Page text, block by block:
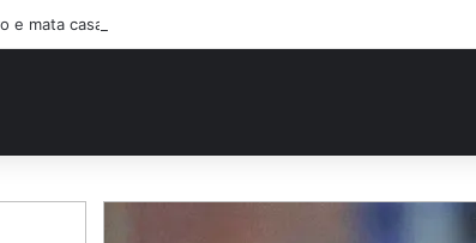
e mata casal na BR-470; filho sobreviveu…Ver mais